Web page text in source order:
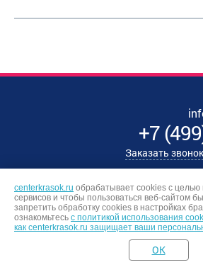
+7(499
Заказать звонок
centerkrasok.ru обрабатывает cookies с целью
сервисов и чтобы пользоваться веб-сайтом
запретить обработку сookies в настройках
ознакомьтесь с политикой использования
как centerkrasok.ru защищает ваши
OK